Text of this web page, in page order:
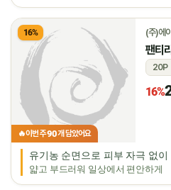
16%
🔥이번 주90개 담았어요
(주)에
팬티
20P
16%
유기농 순면으로 피부 자극 없이
얇고 부드러워 일상에서 편안하게